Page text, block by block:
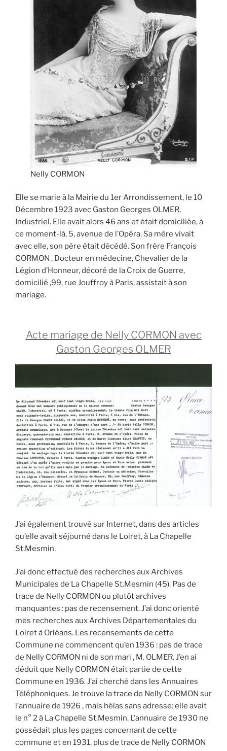
Nelly CORMON
Elle se marie à la Mairie du 1er Arrondissement, le 10
Décembre 1923 avec Gaston Georges OLMER,
Industriel. Elle avait alors 46 ans et était domiciliée, à
ce moment-là, 5, avenue de l’Opéra. Sa mère vivait
avec elle, son père était décédé. Son frère François
CORMON , Docteur en médecine, Chevalier de la
Légion d’Honneur, décoré de la Croix de Guerre,
domicilié ,99, rue Jouffroy à Paris, assistait à son
mariage.
Acte mariage de Nelly CORMON avec
Gaston Georges OLMER
J’ai également trouvé sur Internet, dans des articles
qu’elle avait séjourné dans le Loiret, à La Chapelle
St.Mesmin.
J’ai donc effectué des recherches aux Archives
Municipales de La Chapelle St.Mesmin (45). Pas de
trace de Nelly CORMON ou plutôt archives
manquantes : pas de recensement. J’ai donc orienté
mes recherches aux Archives Départementales du
Loiret à Orléans. Les recensements de cette
Commune ne commencent qu’en 1936 : pas de trace
de Nelly CORMON ni de son mari , M. OLMER. J’en ai
déduit que Nelly CORMON était partie de cette
Commune en 1936. J’ai cherché dans les Annuaires
Téléphoniques. Je trouve la trace de Nelly CORMON sur
l’annuaire de 1926 , mais hélas sans adresse: elle avait
le n° 2 à La Chapelle St.Mesmin. L’annuaire de 1930 ne
possédait plus les pages concernant de cette
commune et en 1931, plus de trace de Nelly CORMON